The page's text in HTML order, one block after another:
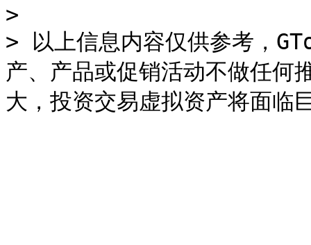
>
> 以上信息内容仅供参考，
产、产品或促销活动不做任何